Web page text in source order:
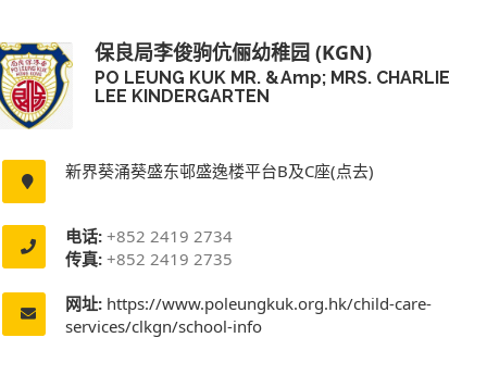
保良局李俊驹伉俪幼稚园 (KGN)
PO LEUNG KUK MR. &amp; MRS. CHARLIE
LEE KINDERGARTEN
新界葵涌葵盛东邨盛逸楼平台B及C座(点去)
电话: +852 2419 2734
传真: +852 2419 2735
网址: https://www.poleungkuk.org.hk/child-care-
services/clkgn/school-info